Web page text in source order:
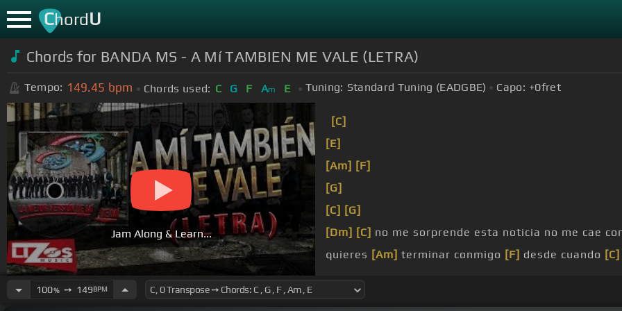
ChordU
Chords for BANDA MS - A Mí TAMBIEN ME VALE (LETRA)
Tempo: 149.45 bpm Chords used: C G F Am E Tuning: Standard Tuning (EADGBE) Capo: +0fret
Jam Along & Learn...
[C]
[E]
[Am] [F]
[G]
[C] [G]
[Dm] [C] no me sorprende esta noticia no me cae
quieres [Am] terminar conmigo [F] desde cuando [C]
100%➙ 149BPM